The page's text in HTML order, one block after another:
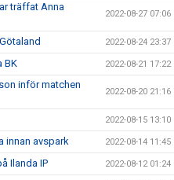
träffat Anna
2022-08-27 07:06
2022-08-24 23:37
BK 2022-08-21 17:22
inför matchen
2022-08-20 21:16
2022-08-15 13:10
innan avspark 2022-08-14 11:45
Ilanda IP 2022-08-12 01:24